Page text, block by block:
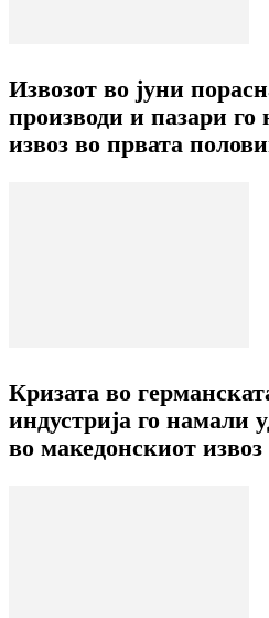
Извозот во јуни
производи и пазари го
извоз во првата
Кризата во
индустрија го намали
во македонскиот